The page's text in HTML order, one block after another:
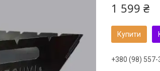
1 599 ₴
Купити
+380 (98) 557-